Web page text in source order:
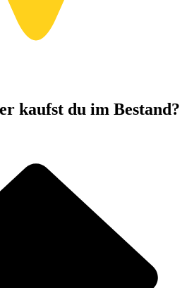
kaufst du im Bestand?